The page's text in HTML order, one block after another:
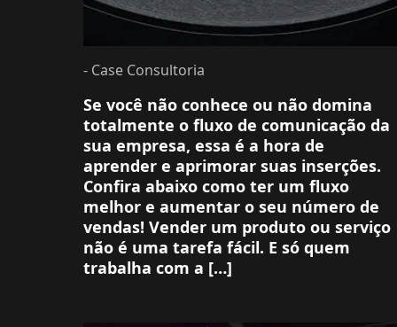
- Case Consultoria
Se você não conhece ou não domina
totalmente o fluxo de comunicação da
sua empresa, essa é a hora de
aprender e aprimorar suas inserções.
Confira abaixo como ter um fluxo
melhor e aumentar o seu número de
vendas! Vender um produto ou serviço
não é uma tarefa fácil. E só quem
trabalha com a […]